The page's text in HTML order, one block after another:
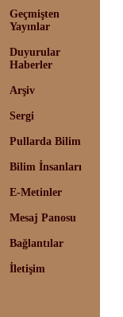
Geçmişten
Yayınlar
Duyurular
Haberler
Arşiv
Sergi
Pullarda Bilim
Bilim İnsanları
E-Metinler
Mesaj Panosu
Bağlantılar
İletişim